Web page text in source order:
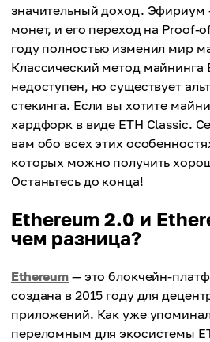
значительный доход. Эфириум
монет, и его переход на Proof-
году полностью изменил мир
Классический метод майнинга
недоступен, но существует
стекинга. Если вы хотите
хардфорк в виде ETH Classic.
вам обо всех этих
которых можно получить
Останьтесь до конца!
Ethereum 2.0 и
чем разница?
Ethereum — это блокчейн-
создана в 2015 году для
приложений. Как уже
переломным для экосистемы